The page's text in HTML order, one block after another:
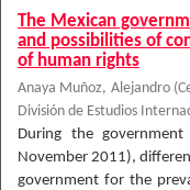
The Mexican
and possibilities of
of human rights
Anaya Muñoz, Alejandro (
División de Estudios
During the
November 2011),
government for the